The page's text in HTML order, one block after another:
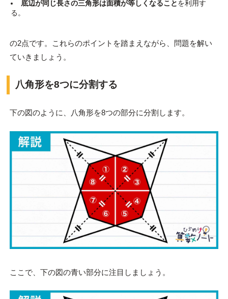
底辺が同じ長さの三角形は面積が等しくなることを利用す
る。
の2点です。これらのポイントを踏まえながら、問題を解い
ていきましょう。
八角形を8つに分割する
下の図のように、八角形を8つの部分に分割します。
ここで、下の図の青い部分に注目しましょう。